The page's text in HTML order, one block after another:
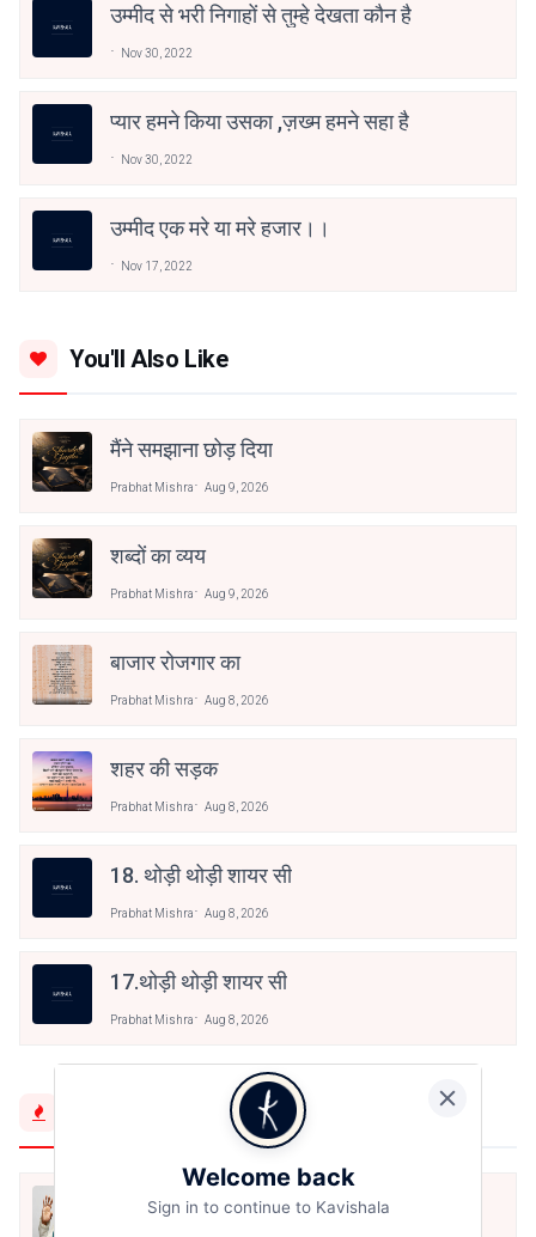
उम्मीद से भरी निगाहों से तुम्हे देखता कौन है
Nov 30, 2022
प्यार हमने किया उसका ,ज़ख्म हमने सहा है
Nov 30, 2022
उम्मीद एक मरे या मरे हजार।।
Nov 17, 2022
You'll Also Like
मैंने समझाना छोड़ दिया
Prabhat Mishra Aug 9, 2026
शब्दों का व्यय
Prabhat Mishra Aug 9, 2026
बाजार रोजगार का
Prabhat Mishra Aug 8, 2026
शहर की सड़क
Prabhat Mishra Aug 8, 2026
18. थोड़ी थोड़ी शायर सी
Prabhat Mishra Aug 8, 2026
17.थोड़ी थोड़ी शायर सी
Prabhat Mishra Aug 8, 2026
मैं शून्य पे सवार हूँ
Welcome back
Sign in to continue to Kavishala